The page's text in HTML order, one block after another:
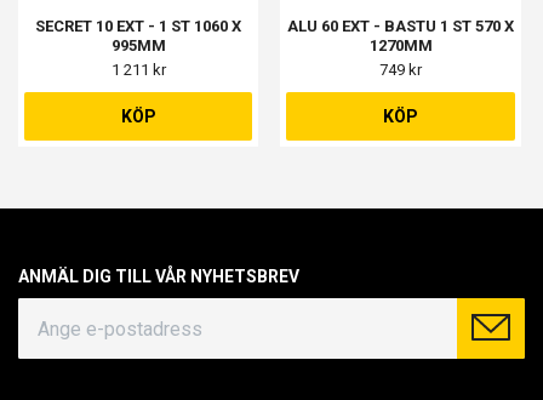
SECRET 10 EXT - 1 ST 1060 X
995MM
1 211 kr
KÖP
ALU 60 EXT - BASTU 1 ST 570 X
1270MM
749 kr
KÖP
ANMÄL DIG TILL VÅR NYHETSBREV